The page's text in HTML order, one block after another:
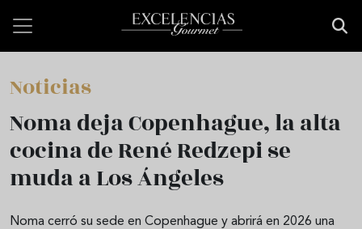
Noticias
Noma deja Copenhague, la alta
cocina de René Redzepi se
muda a Los Ángeles
Noma cerró su sede en Copenhague y abrirá en 2026 una